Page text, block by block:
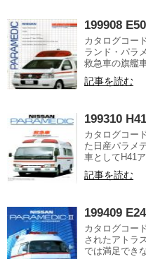
199908
カタログコー
ランド・パラ
救急車の旗艦
記事を読む
199310
カタログコー
た日産パラメ
車としてH41
記事を読む
199409
カタログコー
されたアトラ
では満足でき